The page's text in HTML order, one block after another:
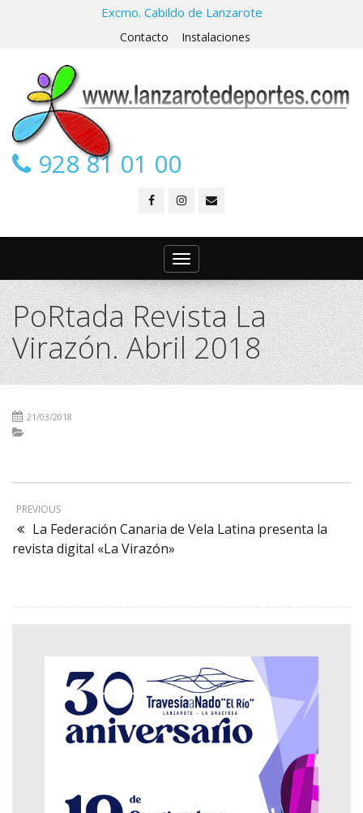
Excmo. Cabildo de Lanzarote
Contacto Instalaciones
928 81 01 00
Toggle
navigation
PoRtada Revista La
Virazón. Abril 2018
21/03/2018
PREVIOUS
La Federación Canaria de Vela Latina presenta la
revista digital «La Virazón»